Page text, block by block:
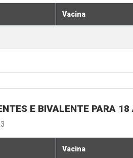
Vacina
E BIVALENTE PARA
Vacina